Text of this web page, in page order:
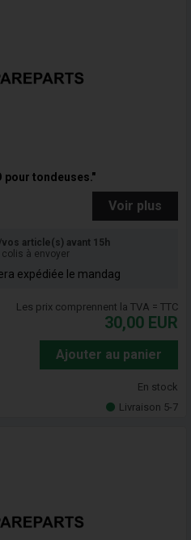
pour tondeuses."
Voir plus
article(s) avant 15h
colis à envoyer
expédiée le mandag
Les prix comprennent la TVA = TTC
30,00 EUR
Ajouter au panier
En stock
Livraison 5-7